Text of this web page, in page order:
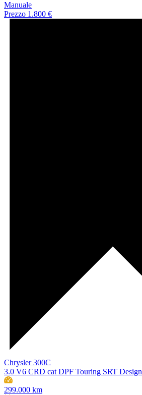
Manuale
Prezzo 1.800 €
Chrysler 300C
3.0 V6 CRD cat DPF Touring SRT Design
299.000 km